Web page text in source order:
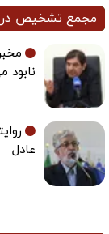
مجمع تشخیص در
نابود
عادل